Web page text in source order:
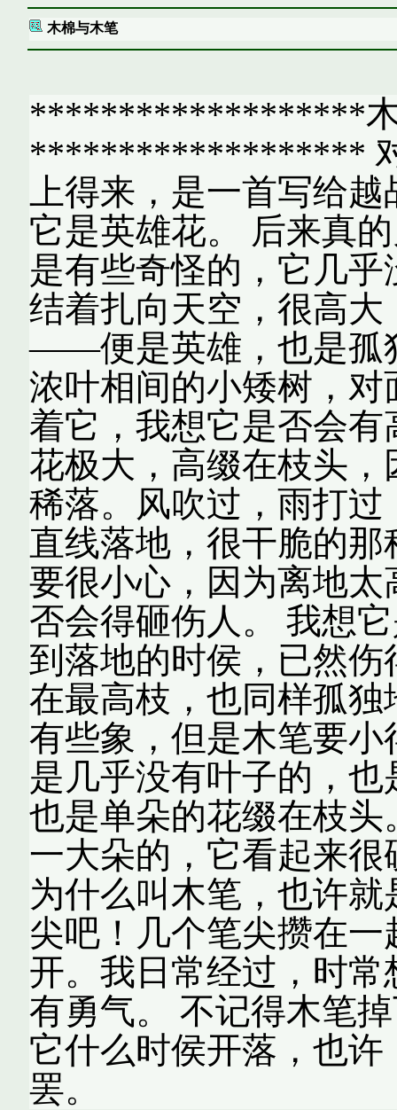
木棉与木笔
*******************木
******************* 对
上得来，是一首写给
它是英雄花。 后来真
是有些奇怪的，它几
结着扎向天空，很高
——便是英雄，也是孤
浓叶相间的小矮树，
着它，我想它是否会
花极大，高缀在枝头
稀落。风吹过，雨打过
直线落地，很干脆的
要很小心，因为离地
否会得砸伤人。 我想
到落地的时侯，已然
在最高枝，也同样孤
有些象，但是木笔要
是几乎没有叶子的，
也是单朵的花缀在枝
一大朵的，它看起来
为什么叫木笔，也许
尖吧！几个笔尖攒在
开。我日常经过，时
有勇气。 不记得木笔
它什么时侯开落，也
罢。